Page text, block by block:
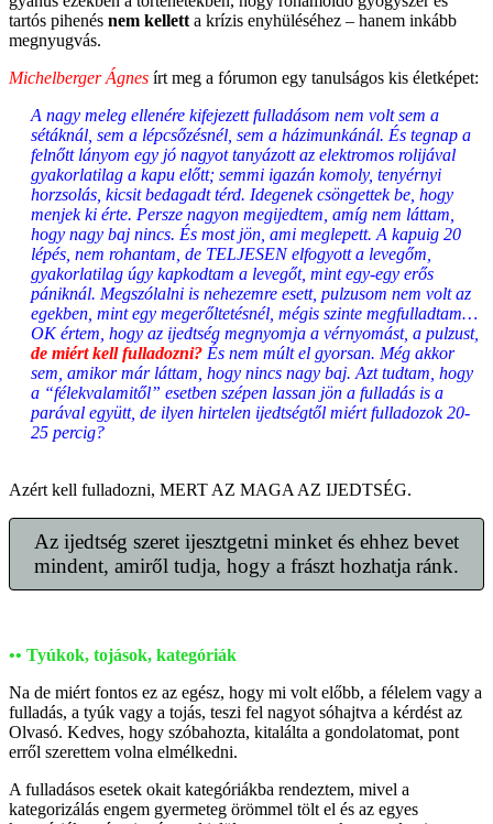
tartós pihenés nem kellett a krízis enyhüléséhez – hanem inkább
megnyugvás.
Michelberger Ágnes írt meg a fórumon egy tanulságos kis életképet:
A nagy meleg ellenére kifejezett fulladásom nem volt sem a
sétáknál, sem a lépcsőzésnél, sem a házimunkánál. És tegnap a
felnőtt lányom egy jó nagyot tanyázott az elektromos rolijával
gyakorlatilag a kapu előtt; semmi igazán komoly, tenyérnyi
horzsolás, kicsit bedagadt térd. Idegenek csöngettek be, hogy
menjek ki érte. Persze nagyon megijedtem, amíg nem láttam,
hogy nagy baj nincs. És most jön, ami meglepett. A kapuig 20
lépés, nem rohantam, de TELJESEN elfogyott a levegőm,
gyakorlatilag úgy kapkodtam a levegőt, mint egy-egy erős
pániknál. Megszólalni is nehezemre esett, pulzusom nem volt az
egekben, mint egy megerőltetésnél, mégis szinte megfulladtam…
OK értem, hogy az ijedtség megnyomja a vérnyomást, a pulzust,
de miért kell fulladozni? És nem múlt el gyorsan. Még akkor
sem, amikor már láttam, hogy nincs nagy baj. Azt tudtam, hogy
a “félekvalamitől” esetben szépen lassan jön a fulladás is a
parával együtt, de ilyen hirtelen ijedtségtől miért fulladozok 20-
25 percig?
Azért kell fulladozni, MERT AZ MAGA AZ IJEDTSÉG.
Az ijedtség szeret ijesztgetni minket és ehhez bevet
mindent, amiről tudja, hogy a frászt hozhatja ránk.
•• Tyúkok, tojások, kategóriák
Na de miért fontos ez az egész, hogy mi volt előbb, a félelem vagy a
fulladás, a tyúk vagy a tojás, teszi fel nagyot sóhajtva a kérdést az
Olvasó. Kedves, hogy szóbahozta, kitalálta a gondolatomat, pont
erről szerettem volna elmélkedni.
A fulladásos esetek okait kategóriákba rendeztem, mivel a
kategorizálás engem gyermeteg örömmel tölt el és az egyes